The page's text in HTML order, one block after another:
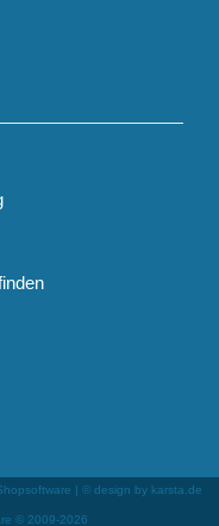
| © design by karsta.de
© 2009-2026